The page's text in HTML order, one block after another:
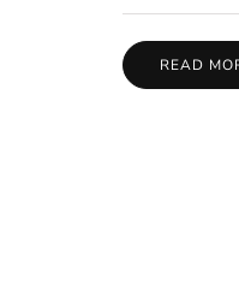
READ